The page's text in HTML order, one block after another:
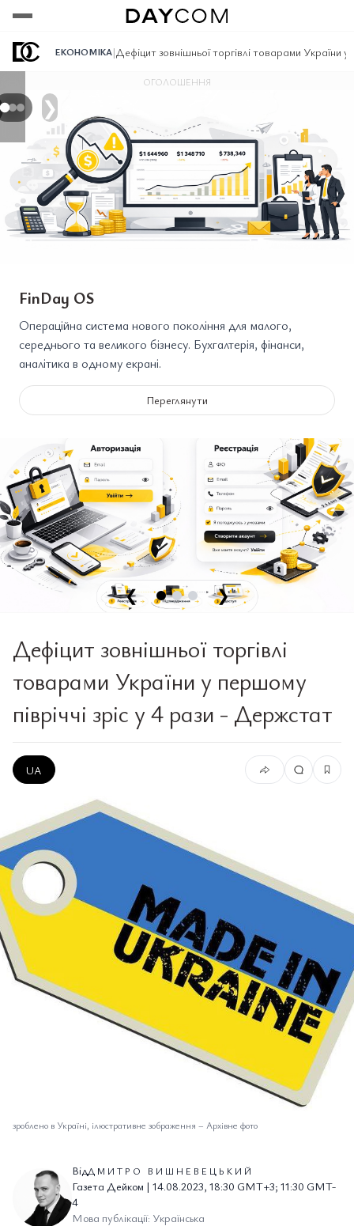
ЕКОНОМІКА|Дефіцит зовнішньої торгівлі товарами України
Переглянути
Переглянути
Переглянути
❯
ОГОЛОШЕННЯ
FinDay OS
Операційна система нового покоління для малого,
середнього та великого бізнесу. Бухгалтерія, фінанси,
аналітика в одному екрані.
Переглянути
❮ ❯
Дефіцит зовнішньої торгівлі
товарами України у першому
півріччі зріс у 4 рази - Держстат
UA
зроблено в Україні, ілюстративне зображення – Архівне фото
ВідДМИТРО ВИШНЕВЕЦЬКИЙ
Газета Дейком | 14.08.2023, 18:30 GMT+3; 11:30 GMT-
4
Мова публікації: Українська